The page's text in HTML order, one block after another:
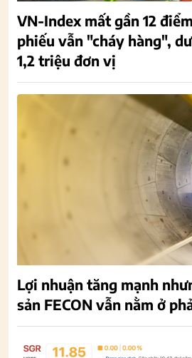
VN-Index mất gần 12
phiếu vẫn "cháy hàng",
1,2 triệu đơn vị
Lợi nhuận tăng mạnh
sản FECON vẫn nằm ở